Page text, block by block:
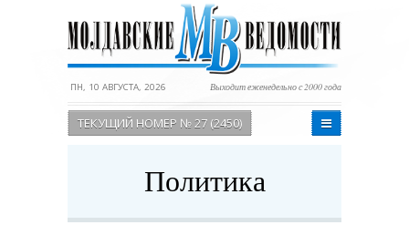
ПН, 10 АВГУСТА, 2026 Выходит еженедельно с 2000 года
ТЕКУЩИЙ НОМЕР № 27 (2450)
Политика